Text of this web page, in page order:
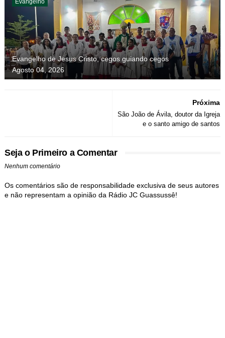
Evangelho de Jesus Cristo, cegos guiando cegos
Agosto 04, 2026
Próxima
São João de Ávila, doutor da Igreja
e o santo amigo de santos
Seja o Primeiro a Comentar
Nenhum comentário
Os comentários são de responsabilidade exclusiva de seus autores
e não representam a opinião da Rádio JC Guassussê!